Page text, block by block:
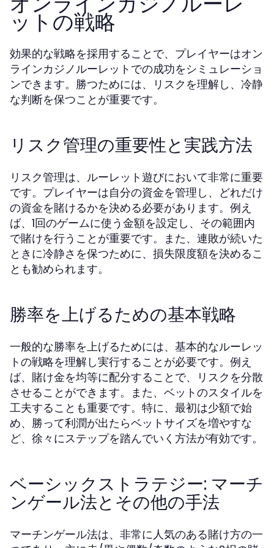
ットの戦略
効果的な戦略を採用することで、プレイヤーはオン
ラインカジノルーレットでの成功をシミュレーショ
ンできます。勝つためには、リスクを理解し、冷静
な判断を保つことが重要です。
リスク管理の重要性と実践方法
リスク管理は、ルーレット遊びにおいて非常に重要
です。プレイヤーは自分の資金を管理し、どれだけ
の資金を賭けるかを決める必要があります。例え
ば、1回のゲームに使う金額を設定し、その範囲内
で賭けを行うことが重要です。また、連敗が続いた
ときに冷静さを保つために、損失限度額を決めるこ
とも勧められます。
勝率を上げるための基本戦略
一般的な勝率を上げるためには、基本的なルーレッ
トの戦略を理解し実行することが必要です。例え
ば、賭け金を均等に配分することで、リスクを分散
させることができます。また、ベットのスタイルを
工夫することも重要です。特に、最初は少額で始
め、勝って利潤が出たらベットサイズを増やすな
ど、徐々にステップを踏んでいく方法が有効です。
ベーシックストラテジー: マーチ
ンゲール法とその他の手法
マーチンゲール法は、非常に人気のある賭け方の一